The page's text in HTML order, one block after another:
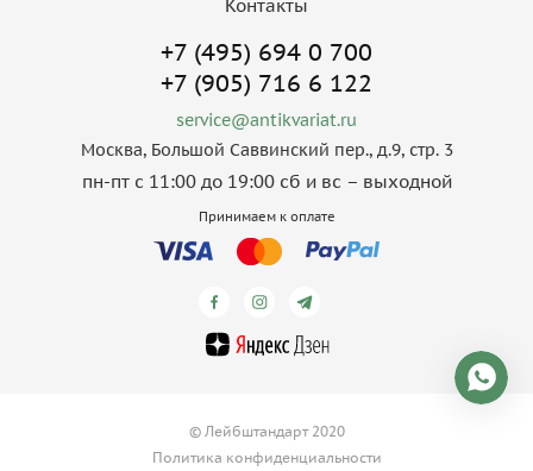
Контакты
+7 (495) 694 0 700
+7 (905) 716 6 122
service@antikvariat.ru
Москва, Большой Саввинский пер., д.9, стр. 3
пн-пт с 11:00 до 19:00 сб и вс – выходной
Принимаем к оплате
© Лейбштандарт 2020
Политика конфиденциальности